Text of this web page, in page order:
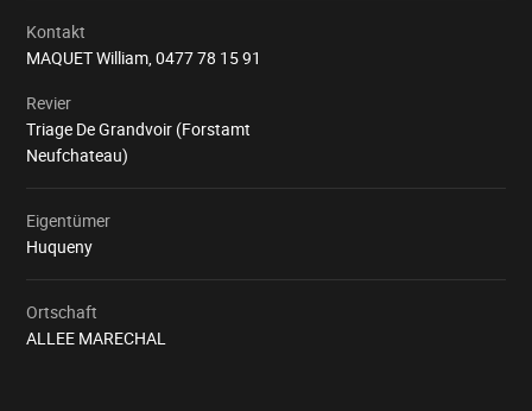
Kontakt
MAQUET William,0477 78 15 91
Revier
Triage De Grandvoir (Forstamt
Neufchateau)
Eigentümer
Huqueny
Ortschaft
ALLEE MARECHAL